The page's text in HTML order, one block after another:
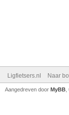
Ligfietsers.nl Naar
Aangedreven door MyBB